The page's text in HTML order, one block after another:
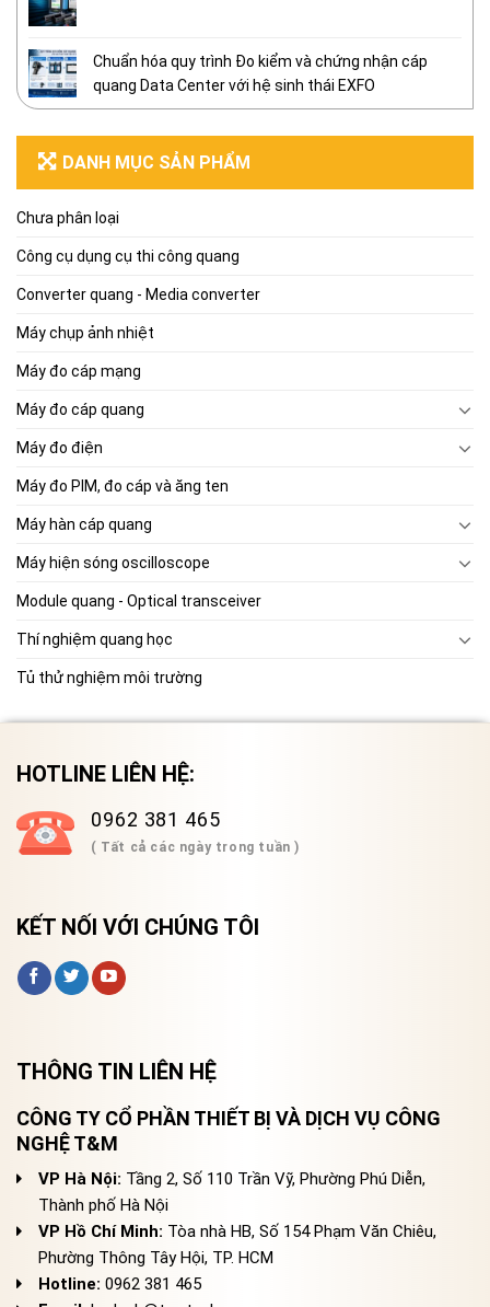
Chuẩn hóa quy trình Đo kiểm và chứng nhận cáp
quang Data Center với hệ sinh thái EXFO
DANH MỤC SẢN PHẨM
Chưa phân loại
Công cụ dụng cụ thi công quang
Converter quang - Media converter
Máy chụp ảnh nhiệt
Máy đo cáp mạng
Máy đo cáp quang
Máy đo điện
Máy đo PIM, đo cáp và ăng ten
Máy hàn cáp quang
Máy hiện sóng oscilloscope
Module quang - Optical transceiver
Thí nghiệm quang học
Tủ thử nghiệm môi trường
HOTLINE LIÊN HỆ:
0962 381 465
( Tất cả các ngày trong tuần )
KẾT NỐI VỚI CHÚNG TÔI
THÔNG TIN LIÊN HỆ
CÔNG TY CỔ PHẦN THIẾT BỊ VÀ DỊCH VỤ CÔNG
NGHỆ T&M
VP Hà Nội: Tầng 2, Số 110 Trần Vỹ, Phường Phú Diễn,
Thành phố Hà Nội
VP Hồ Chí Minh: Tòa nhà HB, Số 154 Phạm Văn Chiêu,
Phường Thông Tây Hội, TP. HCM
Hotline: 0962 381 465